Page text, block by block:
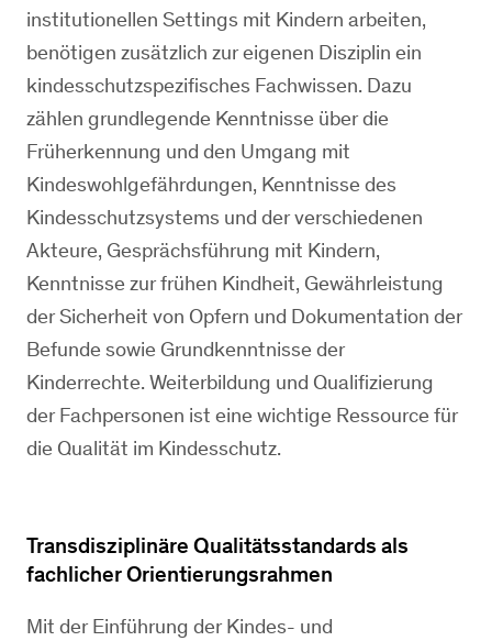
institutionellen Settings mit Kindern arbeiten,
benötigen zusätzlich zur eigenen Disziplin ein
kindesschutzspezifisches Fachwissen. Dazu
zählen grundlegende Kenntnisse über die
Früherkennung und den Umgang mit
Kindeswohlgefährdungen, Kenntnisse des
Kindesschutzsystems und der verschiedenen
Akteure, Gesprächsführung mit Kindern,
Kenntnisse zur frühen Kindheit, Gewährleistung
der Sicherheit von Opfern und Dokumentation der
Befunde sowie Grundkenntnisse der
Kinderrechte. Weiterbildung und Qualifizierung
der Fachpersonen ist eine wichtige Ressource für
die Qualität im Kindesschutz.
Transdisziplinäre Qualitätsstandards als
fachlicher Orientierungsrahmen
Mit der Einführung der Kindes- und